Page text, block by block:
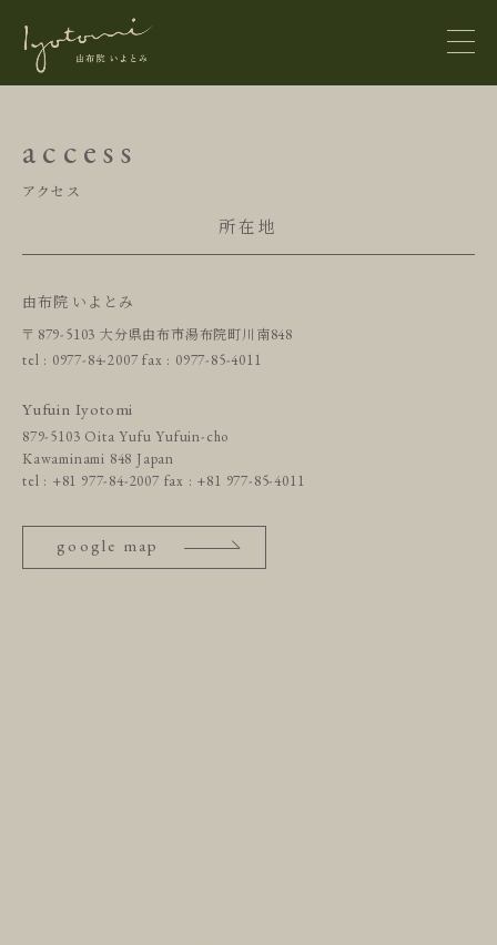
access
アクセス
所在地
由布院 いよとみ
〒879-5103 大分県由布市湯布院町川南848
tel : 0977-84-2007 fax : 0977-85-4011
Yufuin Iyotomi
879-5103 Oita Yufu Yufuin-cho
Kawaminami 848 Japan
tel : +81 977-84-2007 fax : +81 977-85-4011
google map
news
お風呂
hot springs
cuisine
お部屋
rooms
ご予約
reservation